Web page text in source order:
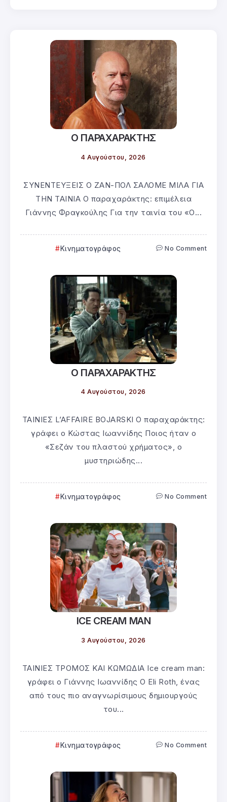
Ο ΠΑΡΑΧΑΡΑΚΤΗΣ
4 Αυγούστου, 2026
ΣΥΝΕΝΤΕΥΞΕΙΣ Ο ΖΑΝ-ΠΟΛ ΣΑΛΟΜΕ ΜΙΛΑ ΓΙΑ
ΤΗΝ ΤΑΙΝΙΑ Ο παραχαράκτης: επιμέλεια
Γιάννης Φραγκούλης Για την ταινία του «Ο...
Κινηματογράφος No Comment
Ο ΠΑΡΑΧΑΡΑΚΤΗΣ
4 Αυγούστου, 2026
ΤΑΙΝΙΕΣ L’AFFAIRE BOJARSKI Ο παραχαράκτης:
γράφει ο Κώστας Ιωαννίδης Ποιος ήταν ο
«Σεζάν του πλαστού χρήματος», ο
μυστηριώδης...
Κινηματογράφος No Comment
ICE CREAM MAN
3 Αυγούστου, 2026
ΤΑΙΝΙΕΣ ΤΡΟΜΟΣ ΚΑΙ ΚΩΜΩΔΙΑ Ice cream man:
γράφει ο Γιάννης Ιωαννίδης Ο Eli Roth, ένας
από τους πιο αναγνωρίσιμους δημιουργούς
του...
Κινηματογράφος No Comment